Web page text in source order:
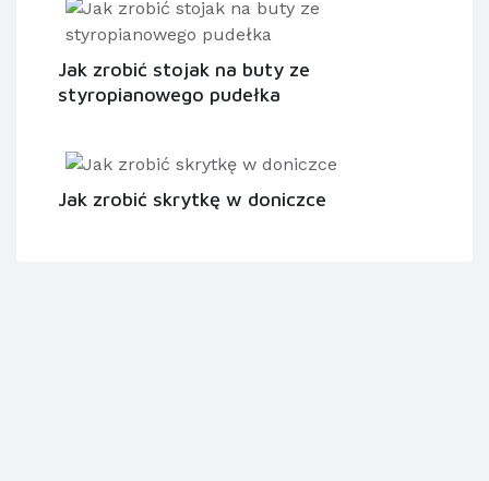
Jak zrobić stojak na buty ze
styropianowego pudełka
Jak zrobić skrytkę w doniczce